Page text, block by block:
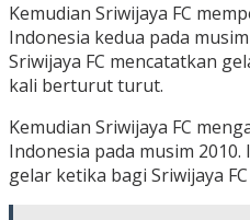
Kemudian Sriwijaya FC
Indonesia kedua pada
Sriwijaya FC mencatatkan
kali berturut turut.
Kemudian Sriwijaya FC
Indonesia pada musim
gelar ketika bagi Sriwijaya